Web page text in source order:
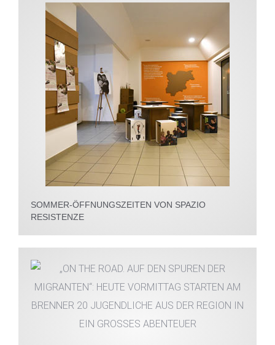
SOMMER-ÖFFNUNGSZEITEN VON SPAZIO
RESISTENZE